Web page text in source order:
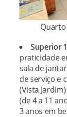
Superior
praticidade
sala de
de serviço e
(Vista
(de 4 a 11
3 anos em